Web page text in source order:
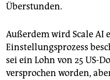
Überstunden.
Außerdem wird Scale AI
Einstellungsprozess
sei ein Lohn von 25 US-
versprochen worden,